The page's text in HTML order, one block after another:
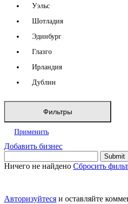
Уэльс
Шотладия
Эдинбург
Глазго
Ирландия
Дублин
Фильтры
Применить
Добавить бизнес
Ничего не найдено Сбросить
Авторизуйтеся и оставляйте